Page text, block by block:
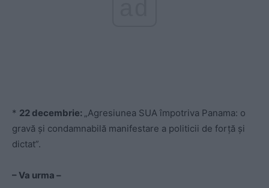
* 22 decembrie: „Agresiunea SUA împotriva Panama: o
gravă şi condamnabilă manifestare a politicii de forţă şi
dictat”.
– Va urma –